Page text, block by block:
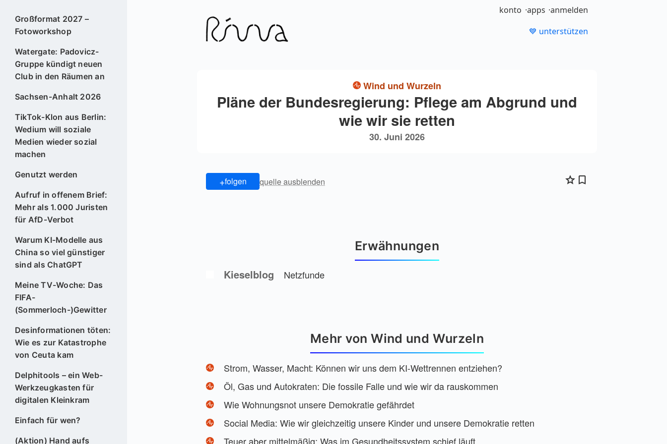
Großformat 2027 –
Fotoworkshop
Watergate: Padovicz-
Gruppe kündigt neuen
Club in den Räumen an
Sachsen-Anhalt 2026
TikTok-Klon aus Berlin:
Wedium will soziale
Medien wieder sozial
machen
Genutzt werden
Aufruf in offenem Brief:
Mehr als 1.000 Juristen
für AfD-Verbot
Warum KI-Modelle aus
China so viel günstiger
sind als ChatGPT
Meine TV-Woche: Das
FIFA-
(Sommerloch-)Gewitter
Desinformationen töten:
Wie es zur Katastrophe
von Ceuta kam
Delphitools – ein Web-
Werkzeugkasten für
digitalen Kleinkram
Einfach für wen?
(Aktion) Hand aufs
konto apps anmelden
💙 unterstützen
Wind und Wurzeln
Pläne der Bundesregierung: Pflege am Abgrund und
wie wir sie retten
30. Juni 2026
+folgen quelle ausblenden
Erwähnungen
Kieselblog Netzfunde
Mehr von Wind und Wurzeln
Strom, Wasser, Macht: Können wir uns dem KI-Wettrennen entziehen?
Öl, Gas und Autokraten: Die fossile Falle und wie wir da rauskommen
Wie Wohnungsnot unsere Demokratie gefährdet
Social Media: Wie wir gleichzeitig unsere Kinder und unsere Demokratie retten
Teuer aber mittelmäßig: Was im Gesundheitssystem schief läuft